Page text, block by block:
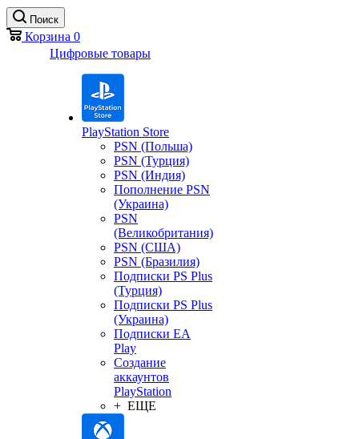
Поиск
Корзина 0
Цифровые товары
PlayStation Store
PSN (Польша)
PSN (Турция)
PSN (Индия)
Пополнение PSN
(Украина)
PSN
(Великобритания)
PSN (США)
PSN (Бразилия)
Подписки PS Plus
(Турция)
Подписки PS Plus
(Украина)
Подписки EA
Play
Создание
аккаунтов
PlayStation
+ ЕЩЕ